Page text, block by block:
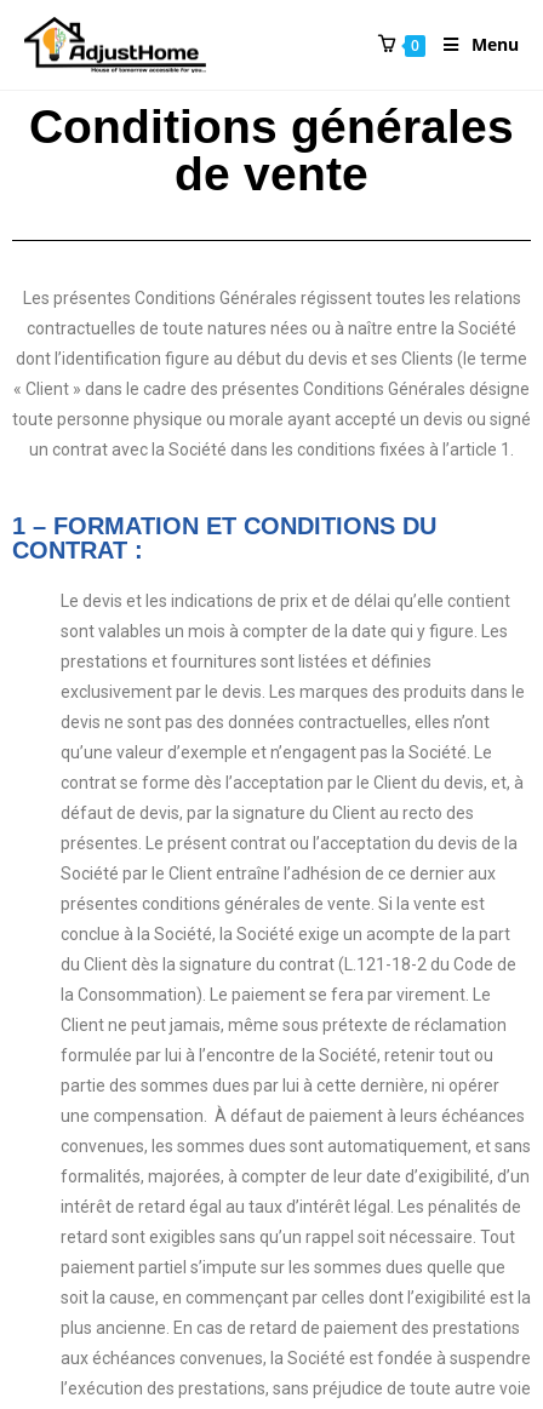
0 Menu
Conditions générales
de vente
Les présentes Conditions Générales régissent toutes les relations
contractuelles de toute natures nées ou à naître entre la Société
dont l’identification figure au début du devis et ses Clients (le terme
« Client » dans le cadre des présentes Conditions Générales désigne
toute personne physique ou morale ayant accepté un devis ou signé
un contrat avec la Société dans les conditions fixées à l’article 1.
1 – FORMATION ET CONDITIONS DU
CONTRAT :
Le devis et les indications de prix et de délai qu’elle contient
sont valables un mois à compter de la date qui y figure. Les
prestations et fournitures sont listées et définies
exclusivement par le devis. Les marques des produits dans le
devis ne sont pas des données contractuelles, elles n’ont
qu’une valeur d’exemple et n’engagent pas la Société. Le
contrat se forme dès l’acceptation par le Client du devis, et, à
défaut de devis, par la signature du Client au recto des
présentes. Le présent contrat ou l’acceptation du devis de la
Société par le Client entraîne l’adhésion de ce dernier aux
présentes conditions générales de vente. Si la vente est
conclue à la Société, la Société exige un acompte de la part
du Client dès la signature du contrat (L.121-18-2 du Code de
la Consommation). Le paiement se fera par virement. Le
Client ne peut jamais, même sous prétexte de réclamation
formulée par lui à l’encontre de la Société, retenir tout ou
partie des sommes dues par lui à cette dernière, ni opérer
une compensation. À défaut de paiement à leurs échéances
convenues, les sommes dues sont automatiquement, et sans
formalités, majorées, à compter de leur date d’exigibilité, d’un
intérêt de retard égal au taux d’intérêt légal. Les pénalités de
retard sont exigibles sans qu’un rappel soit nécessaire. Tout
paiement partiel s’impute sur les sommes dues quelle que
soit la cause, en commençant par celles dont l’exigibilité est la
plus ancienne. En cas de retard de paiement des prestations
aux échéances convenues, la Société est fondée à suspendre
l’exécution des prestations, sans préjudice de toute autre voie